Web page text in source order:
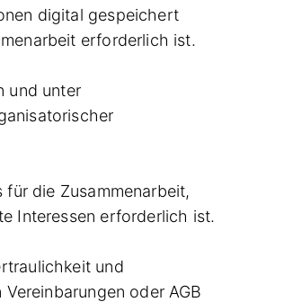
digital gespeichert
erforderlich ist.
und unter
die Zusammenarbeit,
Interessen erforderlich ist.
und
oder AGB